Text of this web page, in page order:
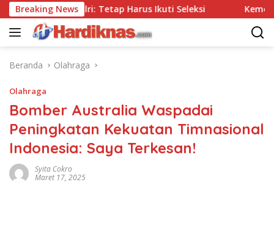
Langsung
ke
konten
Breaking News
Tes, Polri: Tetap Harus Ikuti Seleksi Kemenpar
Beranda Olahraga
Olahraga
Bomber Australia Waspadai
Peningkatan Kekuatan Timnasional
Indonesia: Saya Terkesan!
Syita Cokro
Maret 17, 2025